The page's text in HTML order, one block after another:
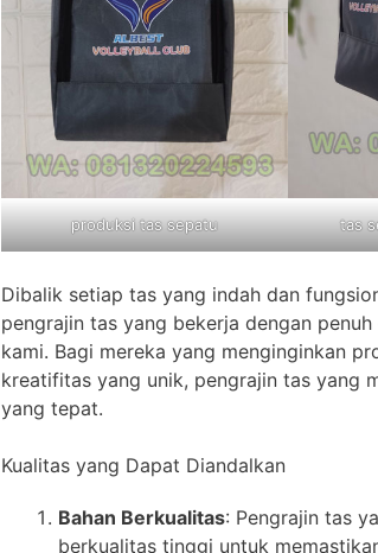
produksi tas sepatu tas
Dibalik setiap tas yang indah dan
pengrajin tas yang bekerja dengan
kami. Bagi mereka yang menginginkan
kreatifitas yang unik, pengrajin tas yang
yang tepat.
Kualitas yang Dapat Diandalkan
Bahan Berkualitas: Pengrajin tas
berkualitas tinggi untuk